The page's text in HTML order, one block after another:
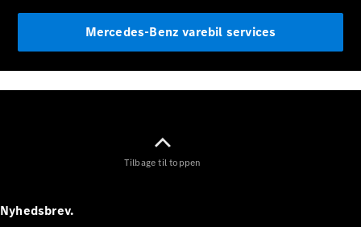
Konfigurator
Online
Mercedes-Benz varebil services
Tilbage til toppen
Nyhedsbrev.